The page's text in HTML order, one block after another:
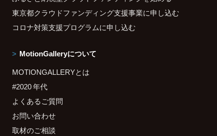
東京都クラウドファンディング支援事業に申し込む
コロナ対策支援プログラムに申し込む
MotionGalleryについて
MOTIONGALLERYとは
#2020 年代
よくあるご質問
お問い合わせ
取材のご相談